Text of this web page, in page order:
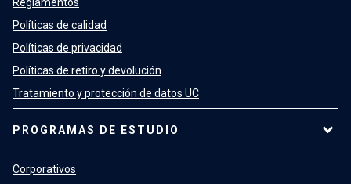
Políticas de calidad
Políticas de privacidad
Políticas de retiro y devolución
Tratamiento y protección de datos UC
PROGRAMAS DE ESTUDIO
Corporativos